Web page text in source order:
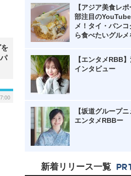
【アジア美食レ
部注目の
メ！タイ・バン
ら食べたいグルメ
【エンタメRBB
インタビュー
【坂道グループ
エンタメRBBー
新着リリース一覧